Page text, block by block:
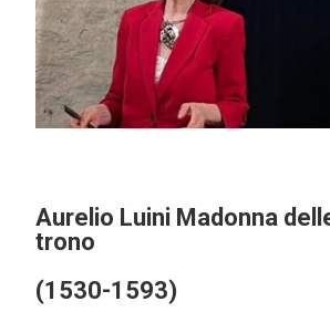
Aurelio Luini Madonna
trono
(1530-1593)